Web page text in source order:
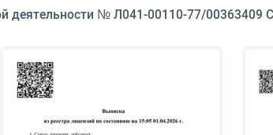
деятельности № Л041-00110-77/00363409